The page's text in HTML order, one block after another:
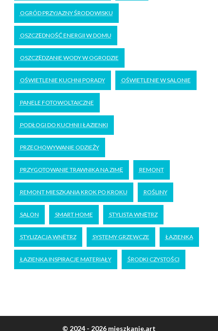
OGRÓD PRZYJAZNY ŚRODOWISKU
OSZCZĘDNOŚĆ ENERGII W DOMU
OSZCZĘDZANIE WODY W OGRODZIE
OŚWIETLENIE KUCHNI PORADY OŚWIETLENIE W SALONIE
PANELE FOTOWOLTAICZNE
PODŁOGI DO KUCHNI I ŁAZIENKI
PRZECHOWYWANIE ODZIEŻY
PRZYGOTOWANIE TRAWNIKA NA ZIMĘ REMONT
REMONT MIESZKANIA KROK PO KROKU ROŚLINY
SALON SMART HOME STYLISTA WNĘTRZ
STYLIZACJA WNĘTRZ SYSTEMY GRZEWCZE ŁAZIENKA
ŁAZIENKA INSPIRACJE MATERIAŁY ŚRODKI CZYSTOŚCI
© 2024 - 2026 mieszkanie.art